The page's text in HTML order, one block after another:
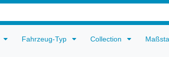
Fahrzeug-Typ Collection